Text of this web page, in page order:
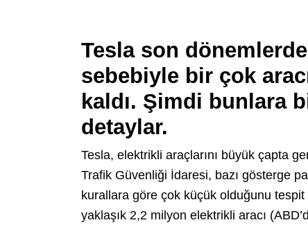
Tesla son
sebebiyle bir çok
kaldı. Şimdi bunlara
detaylar.
Tesla, elektrikli araçlarını büyük çapta
Trafik Güvenliği İdaresi, bazı gösterge
kurallara göre çok küçük olduğunu
yaklaşık 2,2 milyon elektrikli aracı